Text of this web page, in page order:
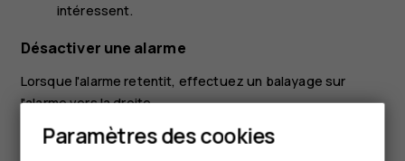
intéressent.
Désactiver une alarme
Lorsque l'alarme retentit, effectuez un balayage sur
l'alarme vers la droite.
Paramètres des cookies